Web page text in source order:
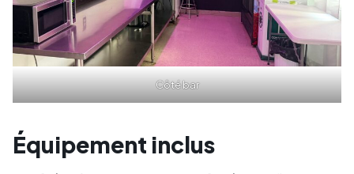
Côté bar
Équipement inclus